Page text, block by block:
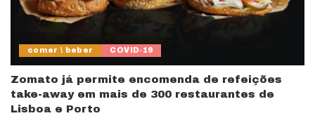
comer \ beber COVID-19
Zomato já permite encomenda de refeições
take-away em mais de 300 restaurantes de
Lisboa e Porto